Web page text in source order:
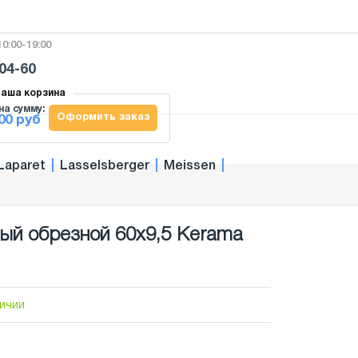
19:00
60
корзина
Оформить заказ
сумму:
руб
Lasselsberger Meissen
обрезной 60x9,5 Kerama